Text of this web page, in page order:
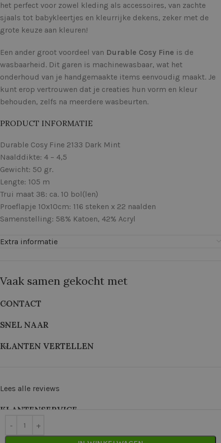
het perfect voor zowel kleding als accessoires, van zachte
sjaals tot babykleertjes en kleurrijke dekens, zeker met de
grote keuze aan kleuren!
Een ander groot voordeel van Durable Cosy Fine is de
wasbaarheid. Dit garen is machinewasbaar, wat het
onderhoud van je handgemaakte items eenvoudig maakt. Je
kunt erop vertrouwen dat je creaties hun vorm en kleur
behouden, zelfs na meerdere wasbeurten.
PRODUCT INFORMATIE
Durable Cosy Fine 2133 Dark Mint
Naalddikte: 4 – 4,5
Gewicht: 50 gr.
Lengte: 105 m
Trui maat 38: ca. 10 bol(len)
Proeflapje 10x10cm: 116 steken x 22 naalden
Samenstelling: 58% Katoen, 42% Acryl
Extra informatie
Vaak samen gekocht met
CONTACT
SNEL NAAR
KLANTEN VERTELLEN
Lees alle reviews
KLANTENSERVICE
2026